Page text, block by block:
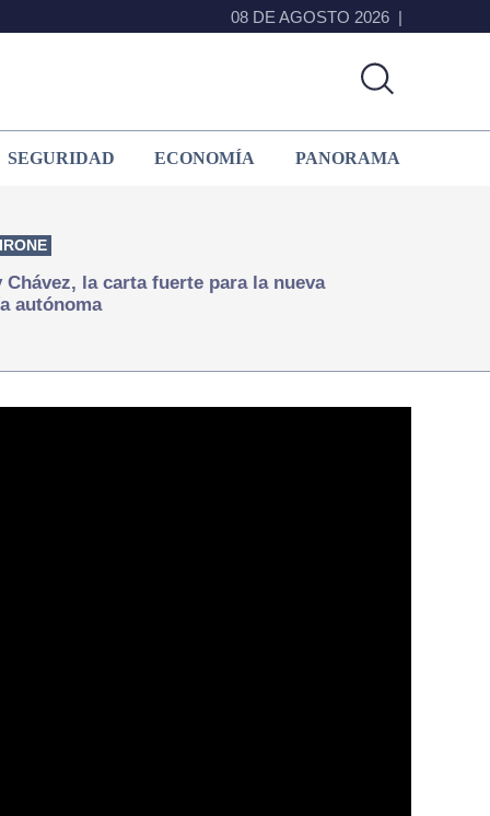
08 DE AGOSTO 2026
SEGURIDAD ECONOMÍA PANORAMA
Chávez, la carta fuerte para la nueva
autónoma